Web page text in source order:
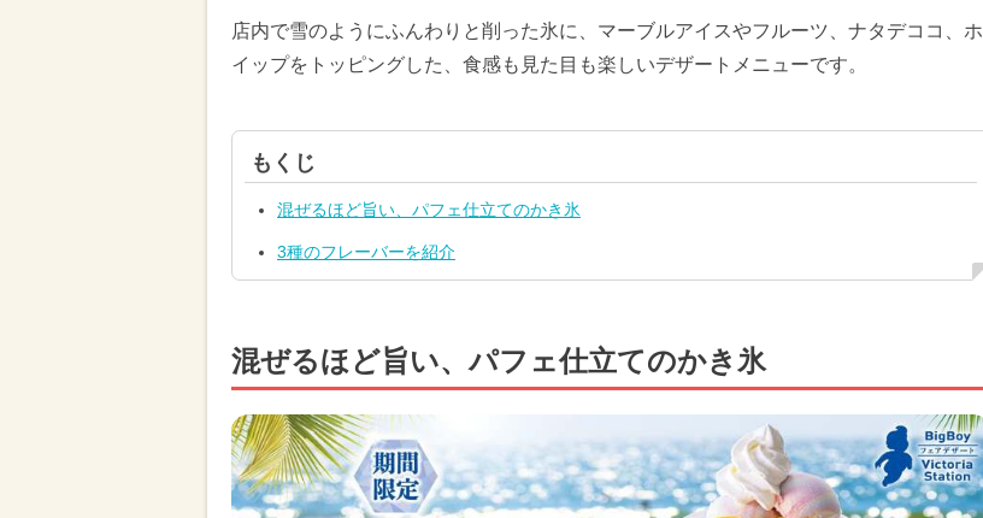
店内で雪のようにふんわりと削った氷に、マーブルアイスやフルーツ、ナタデココ、ホ
イップをトッピングした、食感も見た目も楽しいデザートメニューです。
もくじ
混ぜるほど旨い、パフェ仕立てのかき氷
3種のフレーバーを紹介
混ぜるほど旨い、パフェ仕立てのかき氷